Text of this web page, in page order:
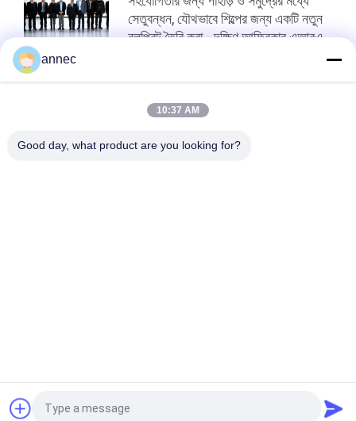
সেতুবন্ধন, যৌথভাবে শিল্পের জন্য একটি নতুন
ব্লুপ্রিন্ট তৈরি করা - দক্ষিণ আফ্রিকার এআরএম
শীর্ষ
annec
10:37 AM
Good day, what product are you looking for?